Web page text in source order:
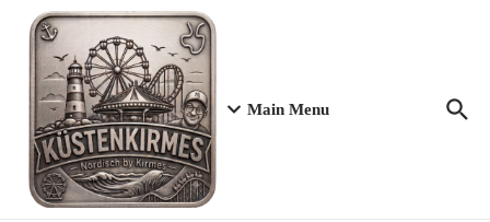
Zum Inhalt springen
Main Menu